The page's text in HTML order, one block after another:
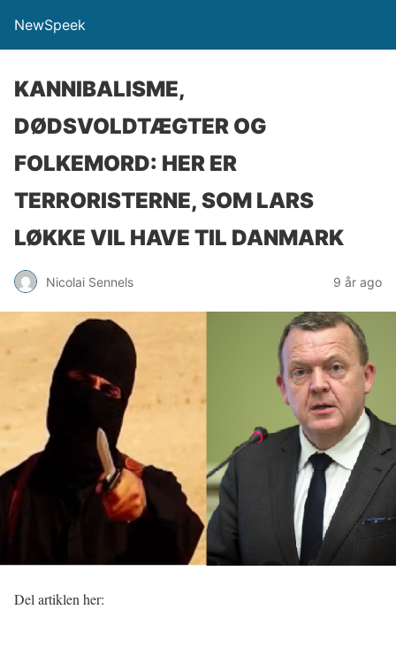
NewSpeek
KANNIBALISME,
DØDSVOLDTÆGTER OG
FOLKEMORD: HER ER
TERRORISTERNE, SOM LARS
LØKKE VIL HAVE TIL DANMARK
Nicolai Sennels 9 år ago
Del artiklen her: